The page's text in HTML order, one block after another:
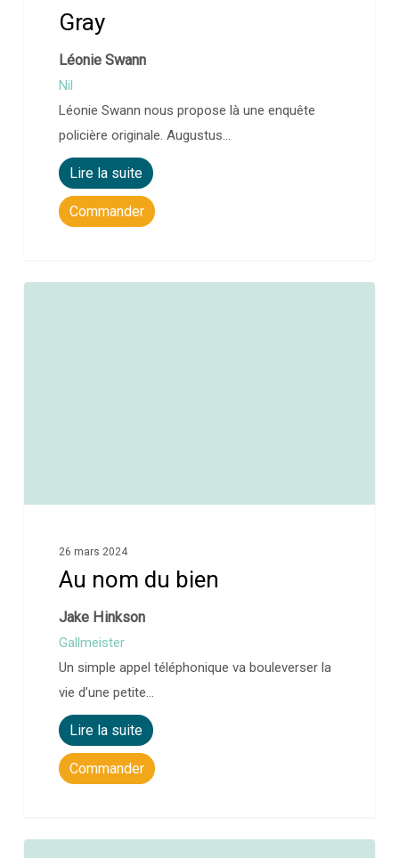
Gray
Léonie Swann
Nil
Léonie Swann nous propose là une enquête
policière originale. Augustus…
Lire la suite
Commander
26 mars 2024
Au nom du bien
Jake Hinkson
Gallmeister
Un simple appel téléphonique va bouleverser la
vie d’une petite…
Lire la suite
Commander